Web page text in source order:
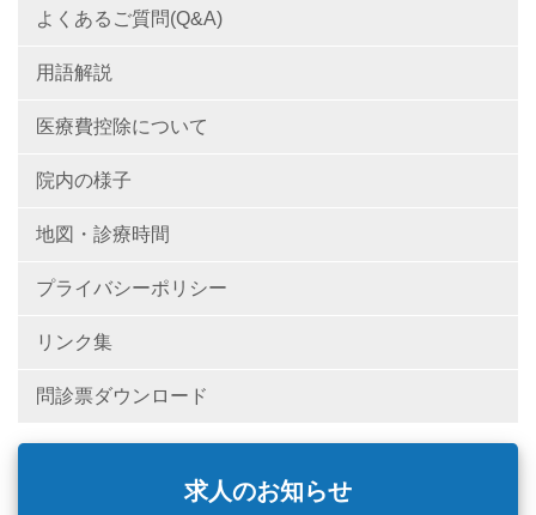
よくあるご質問(Q&A)
用語解説
医療費控除について
院内の様子
地図・診療時間
プライバシーポリシー
リンク集
問診票ダウンロード
求人のお知らせ